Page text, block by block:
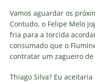
Vamos aguardar os
Contudo, o Felipe Melo
fria para a torcida
consumado que o
contratar um zagueiro
Thiago Silva? Eu